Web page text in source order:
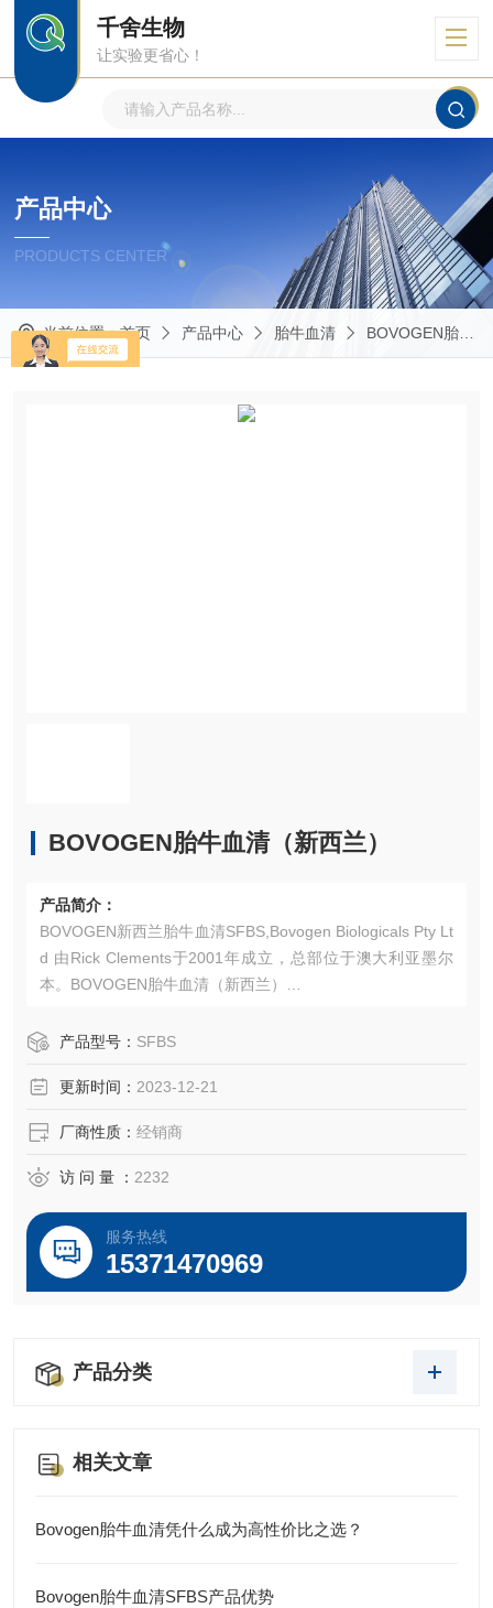
千舍生物
让实验更省心！
产品中心
PRODUCTS CENTER
当前位置：首页 产品中心 胎牛血清 BOVOGEN胎牛血清
BOVOGEN胎牛血清（新西兰）
产品简介：
BOVOGEN新西兰胎牛血清SFBS,Bovogen Biologicals Pty Lt
d 由Rick Clements于2001年成立，总部位于澳大利亚墨尔
本。BOVOGEN胎牛血清（新西兰）
货号：SFBS
规格：500ml
千舍生物开工大吉，干细胞专用，特级胎牛血清*......
产品型号： SFBS
更新时间： 2023-12-21
厂商性质： 经销商
访 问 量 ： 2232
服务热线
15371470969
产品分类
相关文章
Bovogen胎牛血清凭什么成为高性价比之选？
Bovogen胎牛血清SFBS产品优势